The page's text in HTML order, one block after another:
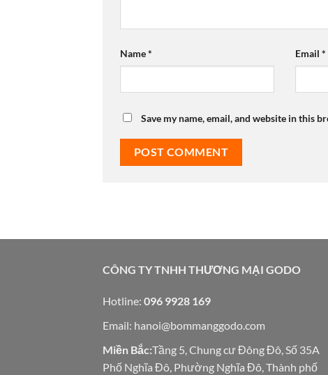
Name* Email *
Save my name, email, and website in this
CÔNG TY TNHH THƯƠNG MẠI GODO
Hotline: 096 9928 169
Email: hanoi@bommanggodo.com
Miền Bắc:Tầng 5, Chung cư Đông Đô, Số 35A
Phố Nghĩa Đô, Phường Nghĩa Đô, Thành phố